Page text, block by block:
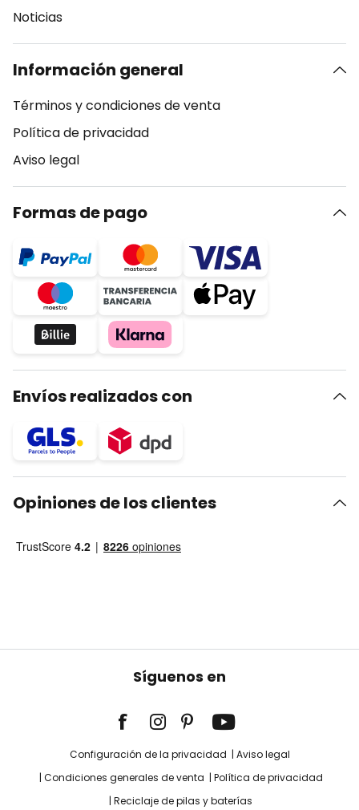
Noticias
Información general
Términos y condiciones de venta
Política de privacidad
Aviso legal
Formas de pago
Envíos realizados con
Opiniones de los clientes
Síguenos en
Configuración de la privacidad
Aviso legal
Condiciones generales de venta
Política de privacidad
Reciclaje de pilas y baterías